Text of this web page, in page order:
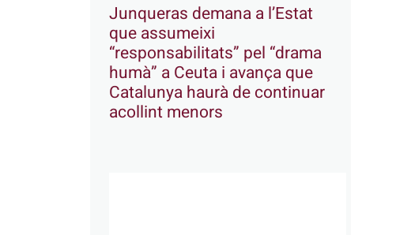
Junqueras demana a l’Estat
que assumeixi
“responsabilitats” pel “drama
humà” a Ceuta i avança que
Catalunya haurà de continuar
acollint menors